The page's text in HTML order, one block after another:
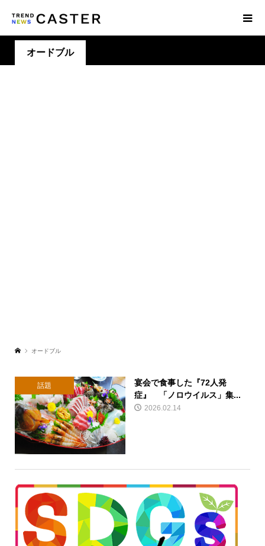
オードブル
オードブル
話題
宴会で食事した『72人発
症』 「ノロウイルス」集...
2026.02.14